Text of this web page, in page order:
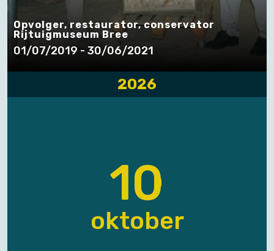
Opvolger, restaurator, conservator
Rijtuigmuseum Bree
01/07/2019 - 30/06/2021
2026
10
oktober